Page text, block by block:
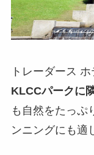
トレーダース
KLCCパークに
も自然をたっぷ
ンニングにも適